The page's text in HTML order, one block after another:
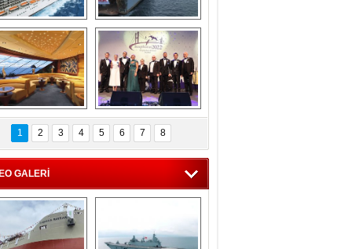
içinde gemi”
ile MSC
Splendida
Dünyada tek!
Denizaltı yüzer
havuzu intikal
seyrine başladı
55 milyon
turizm geliri
müjdesi
5. Bosphorus Ship
Brokers Dinner,
İstanbul’da yapıldı
1 2 3 4 5 6 7 8
GALERİ